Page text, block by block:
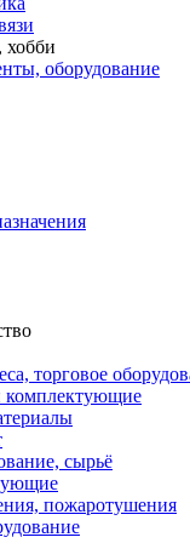
хобби
оборудование
торговое
комплектующие
сырьё
пожаротушения